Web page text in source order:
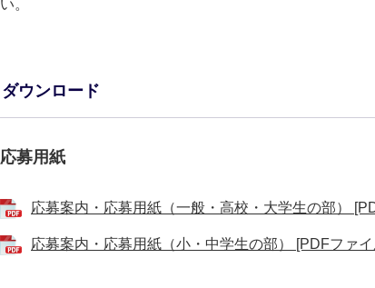
い。
ダウンロード
応募用紙
応募案内・応募用紙（一般・高校・大学生の部）
応募案内・応募用紙（小・中学生の部） [PDFファ